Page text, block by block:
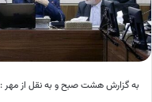
به گزارش هشت صبح و به نقل از مهر :